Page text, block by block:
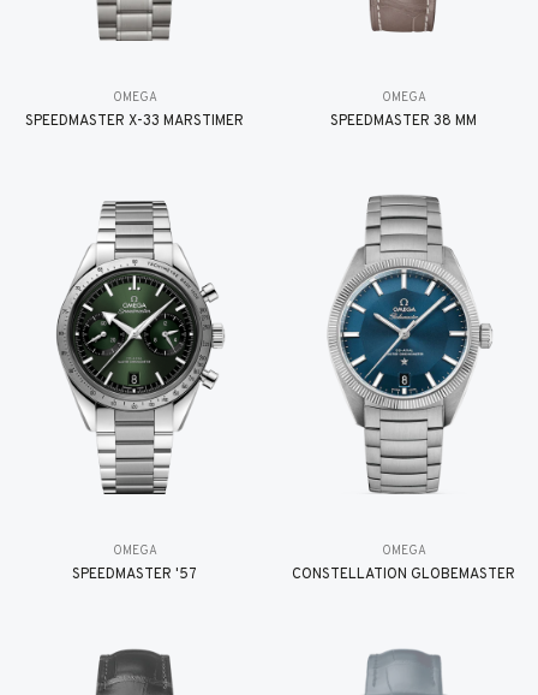
OMEGA
SPEEDMASTER X-33 MARSTIMER
OMEGA
SPEEDMASTER 38 MM
OMEGA
SPEEDMASTER '57
OMEGA
CONSTELLATION GLOBEMASTER